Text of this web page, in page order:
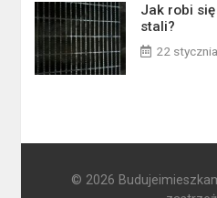
Jak robi
stali?
22
© 2026